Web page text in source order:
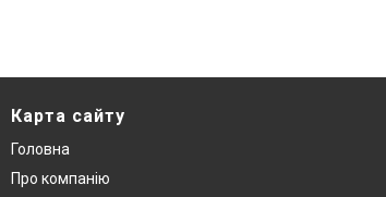
Карта сайту
Головна
Про компанію